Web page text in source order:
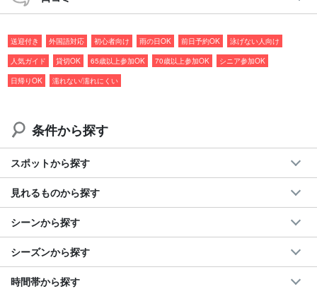
呑むほど美しく、視界全体が幻想的な雰囲気に包まれます。
おすすめポイント
送迎付き
10～75歳まで参加可能
屋久島の雨がもたらす豊かな自然の恵みを感じられる
体力に自信がない方でも気軽に参加OK
ベテランガイドが歩き方のコツや休憩ポイントをしっかりと
アドバイス
『苔むした』美しい森に感動
映画「もののけ姫」のモデルとも言われる幻想的な景色
登山歴に応じてルートが選べる
ガイドと相談しながら自分に合ったプランを組み立てられる
送迎付き 外国語対応 初心者向け 雨の日OK 前日予約OK
泳げない人向け
人気ガイド
貸切OK 65歳以上参加OK 70歳以上参加OK
シニア参加OK
日帰りOK
濡れない/濡れにくい
条件から探す
スポットから探す
見れるものから探す
シーンから探す
シーズンから探す
時間帯から探す